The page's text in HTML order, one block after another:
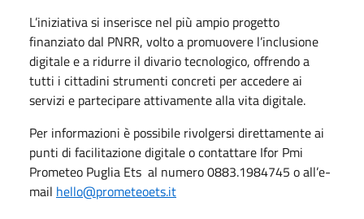
L’iniziativa si inserisce nel più ampio progetto
finanziato dal PNRR, volto a promuovere l’inclusione
digitale e a ridurre il divario tecnologico, offrendo a
tutti i cittadini strumenti concreti per accedere ai
servizi e partecipare attivamente alla vita digitale.
Per informazioni è possibile rivolgersi direttamente ai
punti di facilitazione digitale o contattare Ifor Pmi
Prometeo Puglia Ets al numero 0883.1984745 o all’e-
mail hello@prometeoets.it